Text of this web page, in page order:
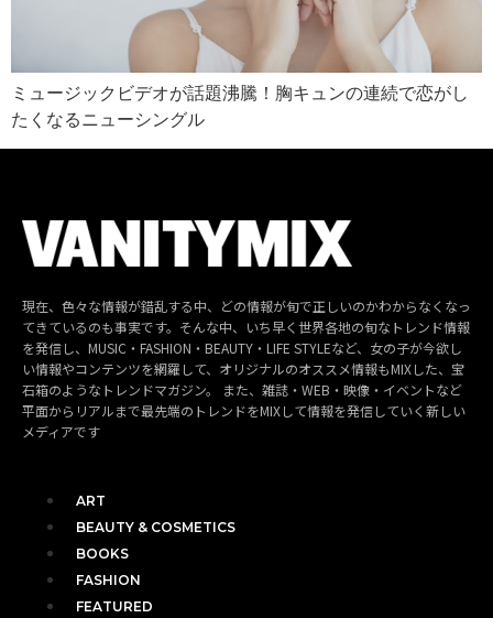
ミュージックビデオが話題沸騰！胸キュンの連続で恋がし
たくなるニューシングル
現在、色々な情報が錯乱する中、どの情報が旬で正しいのかわからなくなっ
てきているのも事実です。そんな中、いち早く世界各地の旬なトレンド情報
を発信し、MUSIC・FASHION・BEAUTY・LIFE STYLEなど、女の子が今欲し
い情報やコンテンツを網羅して、オリジナルのオススメ情報もMIXした、宝
石箱のようなトレンドマガジン。 また、雑誌・WEB・映像・イベントなど
平面からリアルまで最先端のトレンドをMIXして情報を発信していく新しい
メディアです
ART
BEAUTY & COSMETICS
BOOKS
FASHION
FEATURED